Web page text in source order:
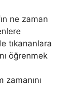
ne zaman
tıkananlara
öğrenmek
zamanını